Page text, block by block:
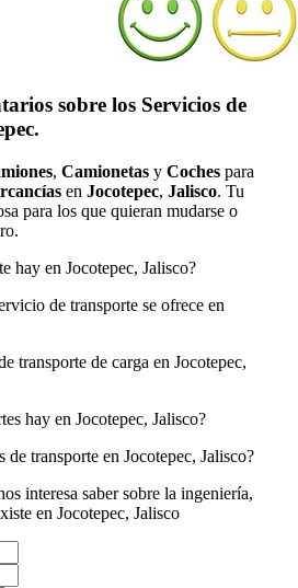
sobre los Servicios de
, Camionetas y Coches para
en Jocotepec, Jalisco. Tu
para los que quieran mudarse o
hay en Jocotepec, Jalisco?
de transporte se ofrece en
transporte de carga en Jocotepec,
hay en Jocotepec, Jalisco?
de transporte en Jocotepec, Jalisco?
interesa saber sobre la ingeniería,
en Jocotepec, Jalisco